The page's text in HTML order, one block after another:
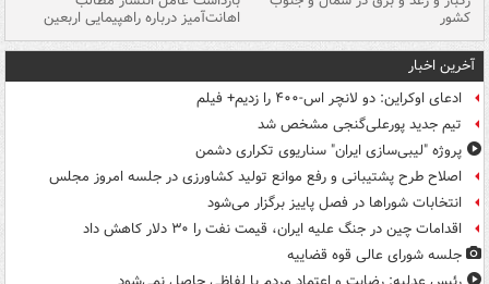
کشور اهانت‌آمیز درباره راهپیمایی اربعین
آخرین اخبار
ادعای اوکراین: دو لانچر اس-۴۰۰ را زدیم+ فیلم
تیم جدید پورعلی‌گنجی مشخص شد
پروژه "لیبی‌سازی ایران" سناریوی تکراری دشمن
اصلاح طرح پشتیبانی و رفع موانع تولید کشاورزی در جلسه امروز مجلس
انتخابات شوراها در فصل پاییز برگزار می‌شود
اقدامات چین در جنگ علیه ایران، قیمت نفت را ۳۰ دلار کاهش داد
جلسه شورای عالی قوه قضاییه